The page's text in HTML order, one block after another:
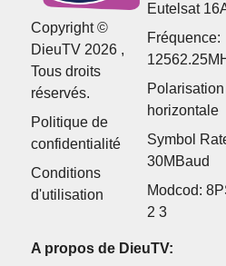
Copyright ©
DieuTV 2026 ,
Tous droits
réservés.
Politique de
confidentialité
Conditions
d'utilisation
Eutelsat
Fréquence:
Polarisation
horizontale
Symbol
30MBaud
Modcod:
2 3
A propos de DieuTV: